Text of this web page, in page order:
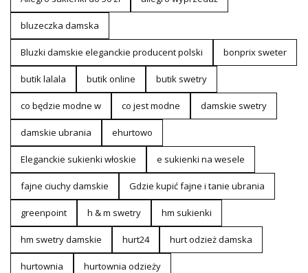
bluzeczka damska
Bluzki damskie eleganckie producent polski bonprix sweter
butik lalala butik online butik swetry
co będzie modne w co jest modne damskie swetry
damskie ubrania ehurtowo
Eleganckie sukienki włoskie e sukienki na wesele
fajne ciuchy damskie Gdzie kupić fajne i tanie ubrania
greenpoint h & m swetry hm sukienki
hm swetry damskie hurt24 hurt odzież damska
hurtownia hurtownia odzieży